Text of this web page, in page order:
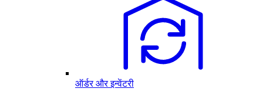
ऑर्डर और इन्वेंटरी